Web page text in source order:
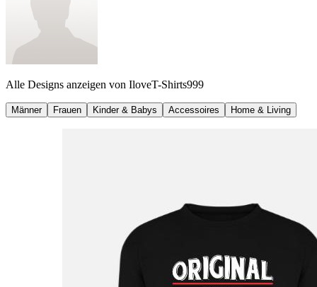
Alle Designs anzeigen von IloveT-Shirts999
Männer Frauen Kinder & Babys Accessoires Home & Living